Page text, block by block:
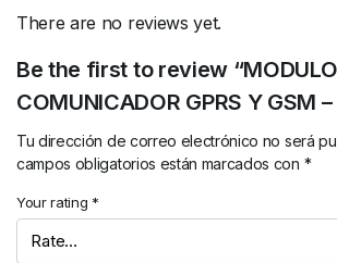
There are no reviews yet.
Be the first to review “MODULO
COMUNICADOR GPRS Y GSM –
Tu dirección de correo electrónico no será
campos obligatorios están marcados con *
Your rating *